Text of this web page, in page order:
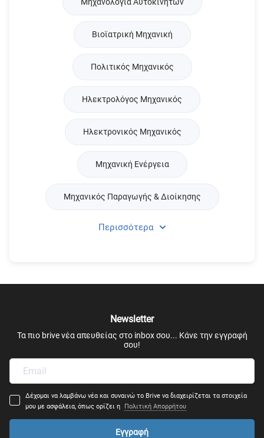
Βιοϊατρική Μηχανική
Πολιτικός Μηχανικός
Ηλεκτρολόγος Μηχανικός
Ηλεκτρονικός Μηχανικός
Μηχανική Ενέργεια
Μηχανικός Παραγωγής & Διοίκησης
Μηχανολογία
Μηχανικός Πολεοδομίας, Χωροταξίας
Μηχανικός Αυτοματισμού
Περισσότερα
Newsletter
Τα πιο brive νέα απευθείας στο inbox σου... Κάνε την εγγραφή
σου!
Δέχομαι να λαμβάνω νέα και συναινώ το Brive να διαχειρίζεται τα στοιχεία
μου με ασφάλεια, όπως ορίζει η
Πολιτική Απορρήτου
Εγγραφή